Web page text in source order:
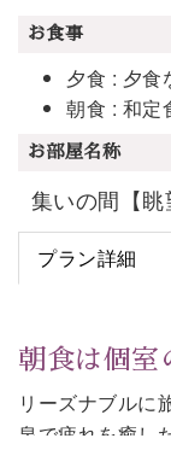
お食事
夕食 : 夕食
朝食 : 和定
お部屋名称
集いの間【眺
プラン詳細
朝食は個室
リーズナブルに
泉で疲れを癒し